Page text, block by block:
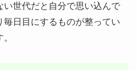
い世代だと自分で思い込んで
毎日目にするものが整ってい